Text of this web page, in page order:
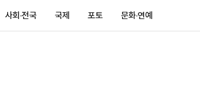
사회·전국 국제 포토 문화·연예